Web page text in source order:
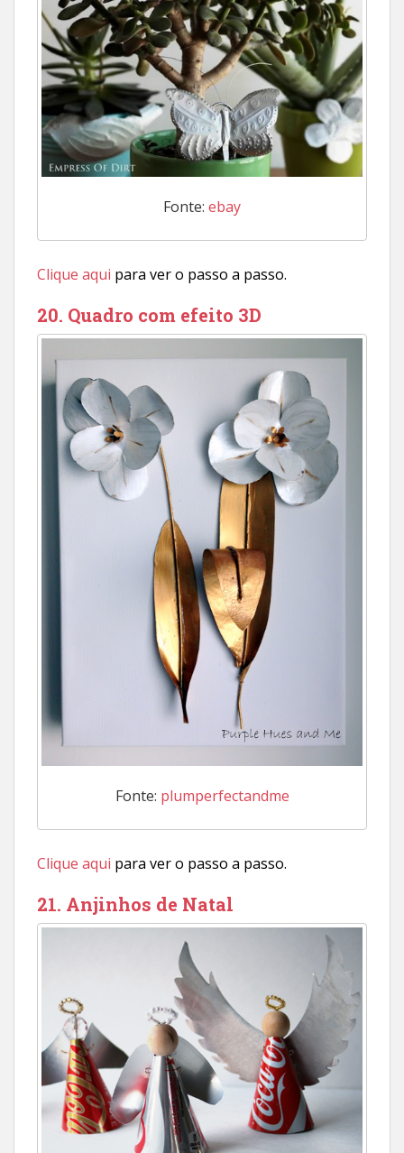
Fonte: ebay
Clique aqui para ver o passo a passo.
20. Quadro com efeito 3D
Fonte: plumperfectandme
Clique aqui para ver o passo a passo.
21. Anjinhos de Natal